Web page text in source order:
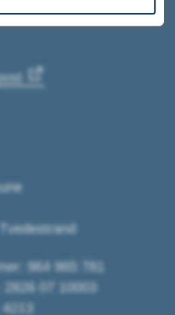
964 965 781
07 10003